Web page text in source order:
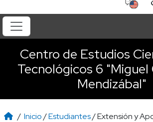
Centro de Estudios
Tecnológicos 6
Mendizábal"
/ Inicio/Estudiantes/ Extensión y